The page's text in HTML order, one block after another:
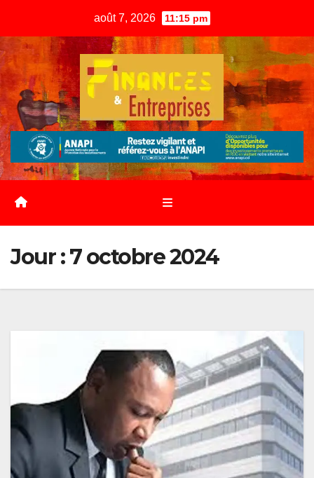
content
août 7, 2026 11:15 pm
Jour :7 octobre 2024